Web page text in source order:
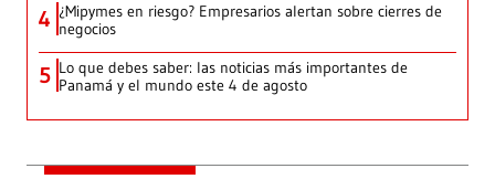
4 ¿Mipymes en riesgo? Empresarios alertan sobre cierres de
negocios
5 Lo que debes saber: las noticias más importantes de
Panamá y el mundo este 4 de agosto